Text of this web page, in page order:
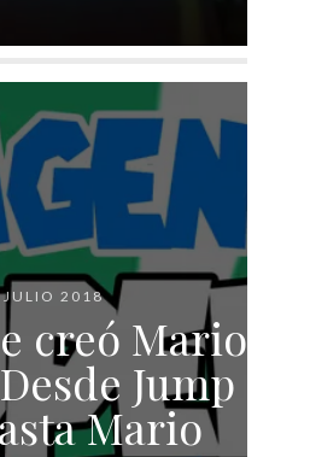
2018
creó Mario
Jump
Mario